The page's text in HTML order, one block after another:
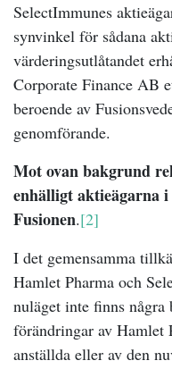
SelectImmunes
synvinkel för sådana
värderingsutlåtandet
Corporate Finance AB
beroende av
genomförande.
Mot ovan bakgrund
enhälligt aktieägarna
Fusionen.[2]
I det gemensamma
Hamlet Pharma och
nuläget inte finns några
förändringar av Hamlet
anställda eller av den